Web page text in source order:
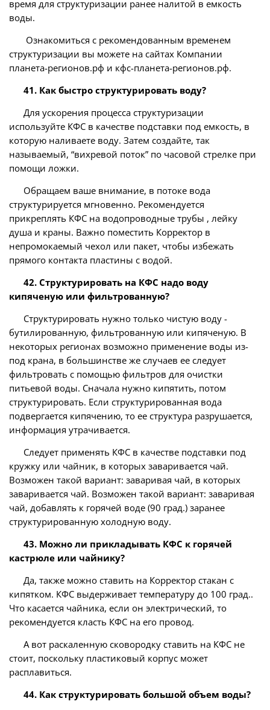
время для структуризации ранее налитой в емкость
воды.
Ознакомиться с рекомендованным временем
структуризации вы можете на сайтах Компании
планета-регионов.рф и кфс-планета-регионов.рф.
41. Как быстро структурировать воду?
Для ускорения процесса структуризации
используйте КФС в качестве подставки под емкость, в
которую наливаете воду. Затем создайте, так
называемый, “вихревой поток” по часовой стрелке при
помощи ложки.
Обращаем ваше внимание, в потоке вода
структурируется мгновенно. Рекомендуется
прикреплять КФС на водопроводные трубы , лейку
душа и краны. Важно поместить Корректор в
непромокаемый чехол или пакет, чтобы избежать
прямого контакта пластины с водой.
42. Структурировать на КФС надо воду
кипяченую или фильтрованную?
Структурировать нужно только чистую воду -
бутилированную, фильтрованную или кипяченую. В
некоторых регионах возможно применение воды из-
под крана, в большинстве же случаев ее следует
фильтровать с помощью фильтров для очистки
питьевой воды. Сначала нужно кипятить, потом
структурировать. Если структурированная вода
подвергается кипячению, то ее структура разрушается,
информация утрачивается.
Следует применять КФС в качестве подставки под
кружку или чайник, в которых заваривается чай.
Возможен такой вариант: заваривая чай, в которых
заваривается чай. Возможен такой вариант: заваривая
чай, добавлять к горячей воде (90 град.) заранее
структурированную холодную воду.
43. Можно ли прикладывать КФС к горячей
кастрюле или чайнику?
Да, также можно ставить на Корректор стакан с
кипятком. КФС выдерживает температуру до 100 град..
Что касается чайника, если он электрический, то
рекомендуется класть КФС на его провод.
А вот раскаленную сковородку ставить на КФС не
стоит, поскольку пластиковый корпус может
расплавиться.
44. Как структурировать большой объем воды?